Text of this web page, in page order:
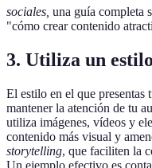
sociales, una guía completa
"cómo crear contenido
3. Utiliza un
El estilo en el que presentas
mantener la atención de tu
utiliza imágenes, vídeos y
contenido más visual y
storytelling, que faciliten la
Un ejemplo efectivo es